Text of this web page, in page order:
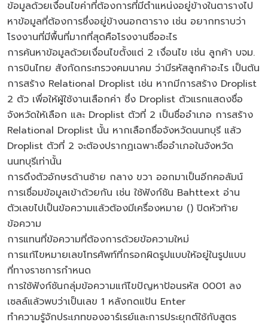
ข้อมูลด้วยเงื่อนไขค่าที่ต้องการที่มีตำแหน่งอยู่ข้างในตารางไป
หาข้อมูลที่ต้องการซึ่งอยู่ข้างนอกตาราง เช่น อยากทราบว่า
โรงงานที่มีพื้นที่มากที่สุดคือโรงงานชื่ออะไร
การค้นหาข้อมูลด้วยเงื่อนไขตั้งแต่ 2 เงื่อนไข เช่น ลูกค้า บจม.
การบินไทย สังกัดกระทรวงคมนาคม ว่ามีรหัสลูกค้าอะไร เป็นต้น
การสร้าง Relational Droplist เช่น หากมีการสร้าง Droplist
2 ตัว เพื่อให้ผู้ใช้งานเลือกค่า ซึ่ง Droplist ตัวแรกแสดงชื่อ
จังหวัดให้เลือก และ Droplist ตัวที่ 2 เป็นชื่ออำเภอ การสร้าง
Relational Droplist นั้น หากเลือกชื่อจังหวัดนนทบุรี แล้ว
Droplist ตัวที่ 2 จะต้องปรากฏเฉพาะชื่ออำเภอในจังหวัด
นนทบุรีเท่านั้น
การดึงตัวอักษรด้านซ้าย กลาง ขวา ออกมาเป็นอีกคอลัมน์
การเชื่อมข้อมูลเข้าด้วยกัน เช่น ใช้ฟังก์ชัน Bahttext อ่าน
ตัวเลขไปเป็นข้อความแล้วต้องมีเครื่องหมาย () ปิดหัวท้าย
ข้อความ
การแทนที่ข้อความที่ต้องการด้วยข้อความใหม่
การแก้ไขหมายเลขโทรศัพท์ที่กรอกผิดรูปแบบให้อยู่ในรูปแบบ
ที่ทางราชการกำหนด
การใช้ฟังก์ชันกลุ่มข้อความแก้ไขปัญหาป้อนรหัส 0001 ลง
เซลล์แล้วพบว่าเป็นเลข 1 หลังกดแป้น Enter
ทำความรู้จักประเภทของอาร์เรย์และการประยุกต์ใช้กับสูตร